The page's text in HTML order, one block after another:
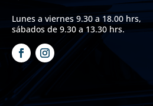
Lunes a viernes 9.30 a 18.00 hrs,
sábados de 9.30 a 13.30 hrs.